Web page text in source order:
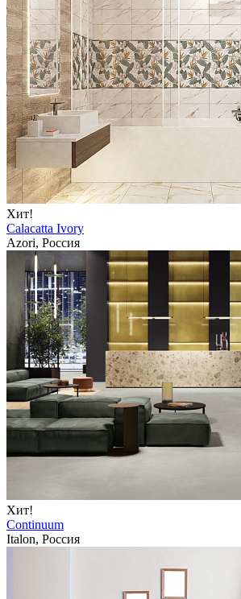
Хит!
Calacatta Ivory
Azori, Россия
Хит!
Continuum
Italon, Россия